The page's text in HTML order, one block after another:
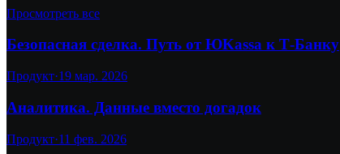
Просмотреть все
Безопасная сделка. Путь от ЮKassa к Т-Банку
Продукт·19 мар. 2026
Аналитика. Данные вместо догадок
Продукт·11 фев. 2026